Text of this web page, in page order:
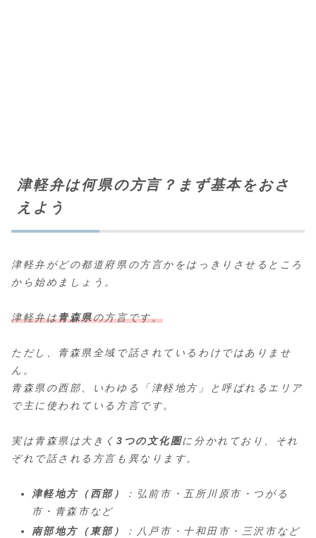
津軽弁は何県の方言？まず基本をおさ
えよう
津軽弁がどの都道府県の方言かをはっきりさせるところ
から始めましょう。
津軽弁は青森県の方言です。
ただし、青森県全域で話されているわけではありませ
ん。
青森県の西部、いわゆる「津軽地方」と呼ばれるエリア
で主に使われている方言です。
実は青森県は大きく3つの文化圏に分かれており、それ
ぞれで話される方言も異なります。
津軽地方（西部）
：弘前市・五所川原市・つがる
市・青森市など
南部地方（東部）
：八戸市・十和田市・三沢市など